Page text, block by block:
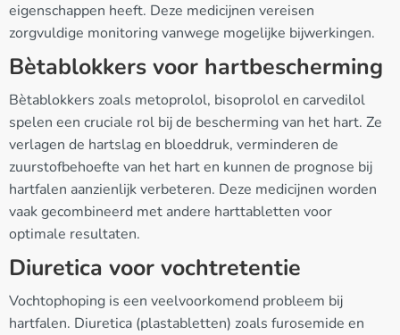
eigenschappen heeft. Deze medicijnen vereisen
zorgvuldige monitoring vanwege mogelijke bijwerkingen.
Bètablokkers voor hartbescherming
Bètablokkers zoals metoprolol, bisoprolol en carvedilol
spelen een cruciale rol bij de bescherming van het hart. Ze
verlagen de hartslag en bloeddruk, verminderen de
zuurstofbehoefte van het hart en kunnen de prognose bij
hartfalen aanzienlijk verbeteren. Deze medicijnen worden
vaak gecombineerd met andere harttabletten voor
optimale resultaten.
Diuretica voor vochtretentie
Vochtophoping is een veelvoorkomend probleem bij
hartfalen. Diuretica (plastabletten) zoals furosemide en